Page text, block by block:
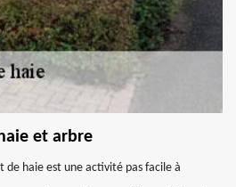
et arbre
de haie est une activité pas facile à